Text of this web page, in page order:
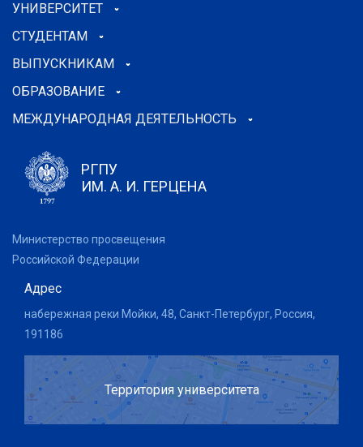
УНИВЕРСИТЕТ
СТУДЕНТАМ
ВЫПУСКНИКАМ
ОБРАЗОВАНИЕ
МЕЖДУНАРОДНАЯ ДЕЯТЕЛЬНОСТЬ
РГПУ
ИМ. А. И. ГЕРЦЕНА
Министерство просвещения
Российской Федерации
Адрес
набережная реки Мойки, 48, Санкт-Петербург, Россия,
191186
Территория университета